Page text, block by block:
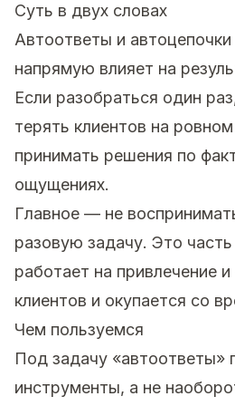
Суть в двух словах
Автоответы и
напрямую влияет на
Если разобраться один
терять клиентов на
принимать решения по
ощущениях.
Главное — не
разовую задачу. Это
работает на привлечение
клиентов и окупается со
Чем пользуемся
Под задачу «автоответы»
инструменты, а не